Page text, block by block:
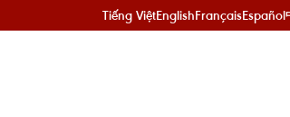
Tiếng ViệtEnglishFrançaisEspañol